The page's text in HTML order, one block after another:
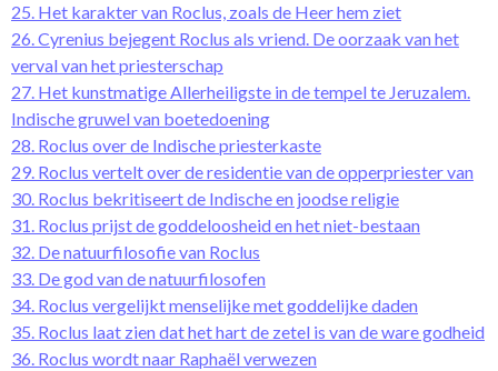
25. Het karakter van Roclus, zoals de Heer hem ziet
26. Cyrenius bejegent Roclus als vriend. De oorzaak van het
verval van het priesterschap
27. Het kunstmatige Allerheiligste in de tempel te Jeruzalem.
Indische gruwel van boetedoening
28. Roclus over de Indische priesterkaste
29. Roclus vertelt over de residentie van de opperpriester van
30. Roclus bekritiseert de Indische en joodse religie
31. Roclus prijst de goddeloosheid en het niet-bestaan
32. De natuurfilosofie van Roclus
33. De god van de natuurfilosofen
34. Roclus vergelijkt menselijke met goddelijke daden
35. Roclus laat zien dat het hart de zetel is van de ware godheid
36. Roclus wordt naar Raphaël verwezen